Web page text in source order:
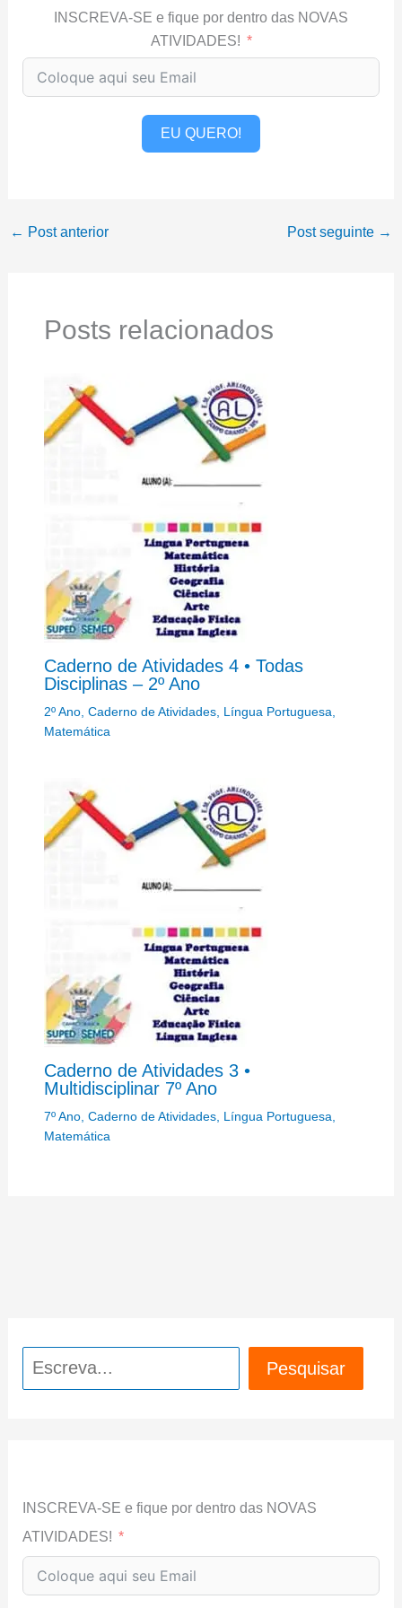
INSCREVA-SE e fique por dentro das NOVAS
ATIVIDADES!
EU QUERO!
← Post anterior Post seguinte →
Posts relacionados
Caderno de Atividades 4 • Todas
Disciplinas – 2º Ano
2º Ano, Caderno de Atividades, Língua Portuguesa
Matemática
Caderno de Atividades 3 •
Multidisciplinar 7º Ano
7º Ano, Caderno de Atividades, Língua Portuguesa
Matemática
Pesquisar Pesquisar
INSCREVA-SE e fique por dentro das NOVAS
ATIVIDADES!